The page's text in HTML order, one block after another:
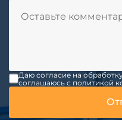
Даю согласие на
соглашаюсь c политикой